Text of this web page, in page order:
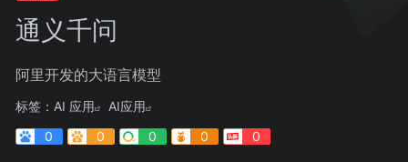
通义千问
阿里开发的大语言模型
标签： AI 应用
AI应用
0
0 0 0 0